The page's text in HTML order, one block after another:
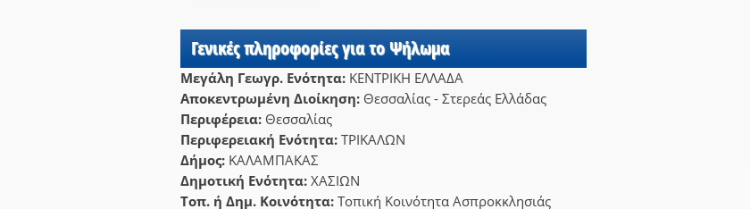
Γενικές πληροφορίες για το Ψήλωμα
Μεγάλη Γεωγρ. Ενότητα: ΚΕΝΤΡΙΚΗ ΕΛΛΑΔΑ
Αποκεντρωμένη Διοίκηση: Θεσσαλίας - Στερεάς Ελλάδας
Περιφέρεια: Θεσσαλίας
Περιφερειακή Ενότητα: ΤΡΙΚΑΛΩΝ
Δήμος: ΚΑΛΑΜΠΑΚΑΣ
Δημοτική Ενότητα: ΧΑΣΙΩΝ
Τοπ. ή Δημ. Κοινότητα: Τοπική Κοινότητα Ασπροκκλησιάς